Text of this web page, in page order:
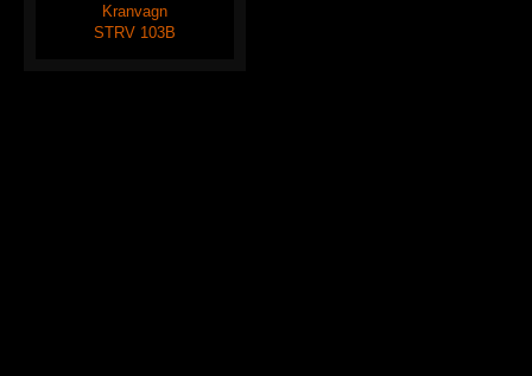
Kranvagn
STRV 103B